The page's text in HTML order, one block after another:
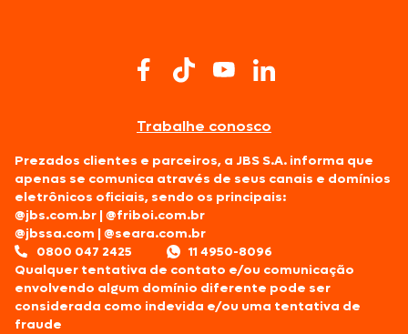
Trabalhe conosco
Prezados clientes e parceiros, a JBS S.A. informa que
apenas se comunica através de seus canais e domínios
eletrônicos oficiais, sendo os principais:
@jbs.com.br |@friboi.com.br
@jbssa.com |@seara.com.br
0800 047 2425
11 4950-8096
Qualquer tentativa de contato e/ou comunicação
envolvendo algum domínio diferente pode ser
considerada como indevida e/ou uma tentativa de
fraude